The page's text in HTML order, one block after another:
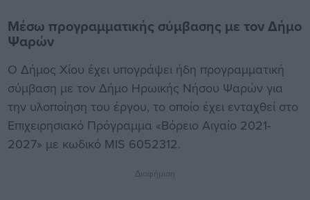
Μέσω προγραμματικής σύμβασης με τον Δήμο
Ψαρών
Ο Δήμος Χίου έχει υπογράψει ήδη προγραμματική
σύμβαση με τον Δήμο Ηρωικής Νήσου Ψαρών για
την υλοποίηση του έργου, το οποίο έχει ενταχθεί στο
Επιχειρησιακό Πρόγραμμα «Βόρειο Αιγαίο 2021-
2027» με κωδικό MIS 6052312.
Διαφήμιση